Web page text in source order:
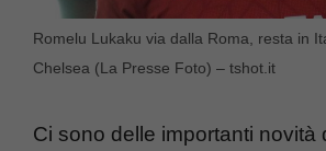
Romelu Lukaku via dalla Roma, resta in
Chelsea (La Presse Foto) – tshot.it
Ci sono delle importanti novità